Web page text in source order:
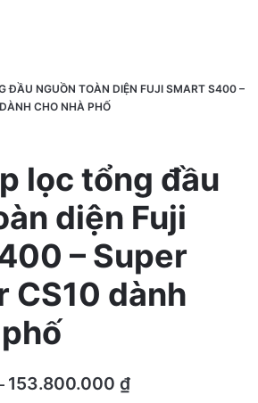
ĐẦU NGUỒN TOÀN DIỆN FUJI SMART S400 –
CHO NHÀ PHỐ
lọc tổng đầu
diện Fuji
– Super
CS10 dành
153.800.000 ₫Khoảng